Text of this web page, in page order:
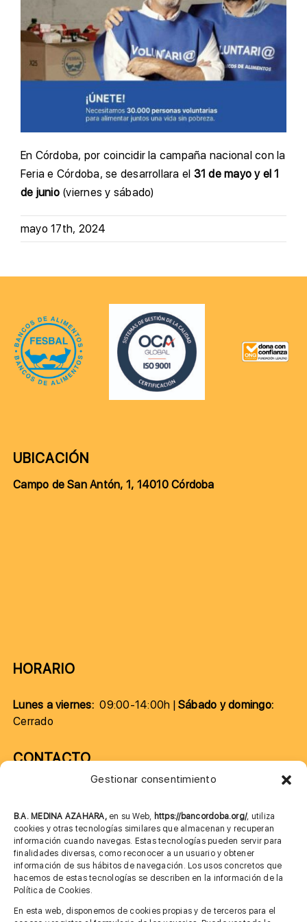
Gestionar consentimiento
B.A. MEDINA AZAHARA, en su Web, https://bancordoba.org/, utiliza
cookies y otras tecnologías similares que almacenan y recuperan
información cuando navegas. Estas tecnologías pueden servir para
finalidades diversas, como reconocer a un usuario y obtener
información de sus hábitos de navegación. Los usos concretos que
hacemos de estas tecnologías se describen en la información de la
Política de Cookies.
En esta web, disponemos de cookies propias y de terceros para el
En Córdoba, por coincidir la campaña nacional con la
Feria e Córdoba, se desarrollara el 31 de mayo y el 1
de junio(viernes y sábado)
mayo 17th, 2024
UBICACIÓN
Campo de San Antón, 1, 14010 Córdoba
HORARIO
Lunes a viernes:09:00-14:00h |Sábado y domingo:
Cerrado
CONTACTO
685 901 226
MÁS INFORMACIÓN